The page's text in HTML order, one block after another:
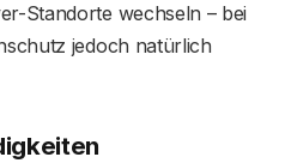
Standorte wechseln – bei
jedoch natürlich